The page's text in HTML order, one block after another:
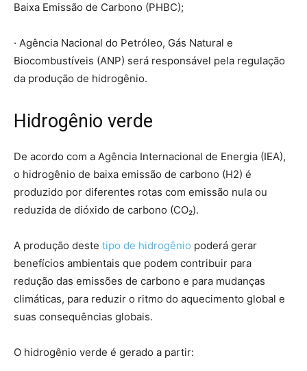
Baixa Emissão de Carbono (PHBC);
· Agência Nacional do Petróleo, Gás Natural e
Biocombustíveis (ANP) será responsável pela regulação
da produção de hidrogênio.
Hidrogênio verde
De acordo com a Agência Internacional de Energia (IEA),
o hidrogênio de baixa emissão de carbono (H2) é
produzido por diferentes rotas com emissão nula ou
reduzida de dióxido de carbono (CO₂).
A produção deste tipo de hidrogênio poderá gerar
benefícios ambientais que podem contribuir para
redução das emissões de carbono e para mudanças
climáticas, para reduzir o ritmo do aquecimento global e
suas consequências globais.
O hidrogênio verde é gerado a partir: